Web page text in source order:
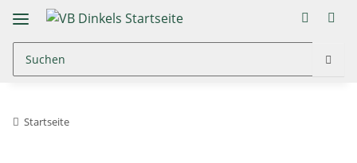
Startseite